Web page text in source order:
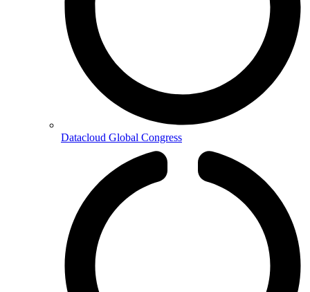
Datacloud Global Congress